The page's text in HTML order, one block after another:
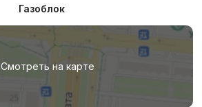
Газоблок
Смотреть на карте